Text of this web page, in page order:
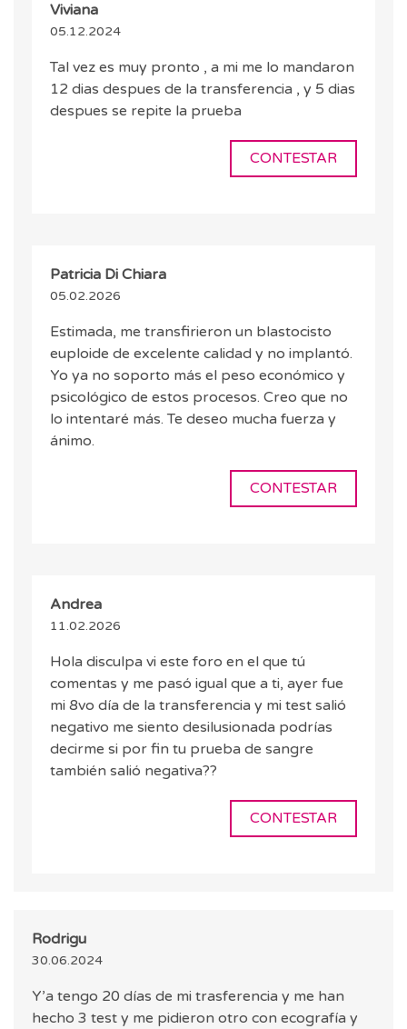
Viviana
05.12.2024
Tal vez es muy pronto , a mi me lo mandaron
12 dias despues de la transferencia , y 5 dias
despues se repite la prueba
CONTESTAR
Patricia Di Chiara
05.02.2026
Estimada, me transfirieron un blastocisto
euploide de excelente calidad y no implantó.
Yo ya no soporto más el peso económico y
psicológico de estos procesos. Creo que no
lo intentaré más. Te deseo mucha fuerza y
ánimo.
CONTESTAR
Andrea
11.02.2026
Hola disculpa vi este foro en el que tú
comentas y me pasó igual que a ti, ayer fue
mi 8vo día de la transferencia y mi test salió
negativo me siento desilusionada podrías
decirme si por fin tu prueba de sangre
también salió negativa??
CONTESTAR
Rodrigu
30.06.2024
Y’a tengo 20 días de mi trasferencia y me han
hecho 3 test y me pidieron otro con ecografía y